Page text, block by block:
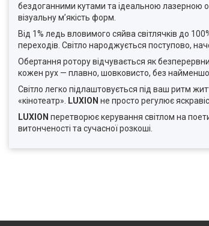
бездоганними кутами та ідеальною лазерною
візуальну м’якість форм.
Від 1% ледь вловимого сяйва світлячків до
переходів. Світло народжується поступово,
Обертання ротору відчувається як
кожен рух — плавно, шовковисто, без
Світло легко підлаштовується під ваш ритм
«кінотеатр».
LUXION не просто регулює
LUXION перетворює керування світлом на
витонченості та сучасної розкоші.